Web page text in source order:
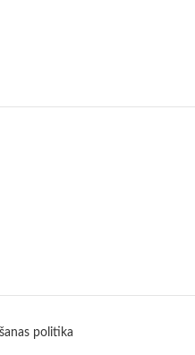
politika